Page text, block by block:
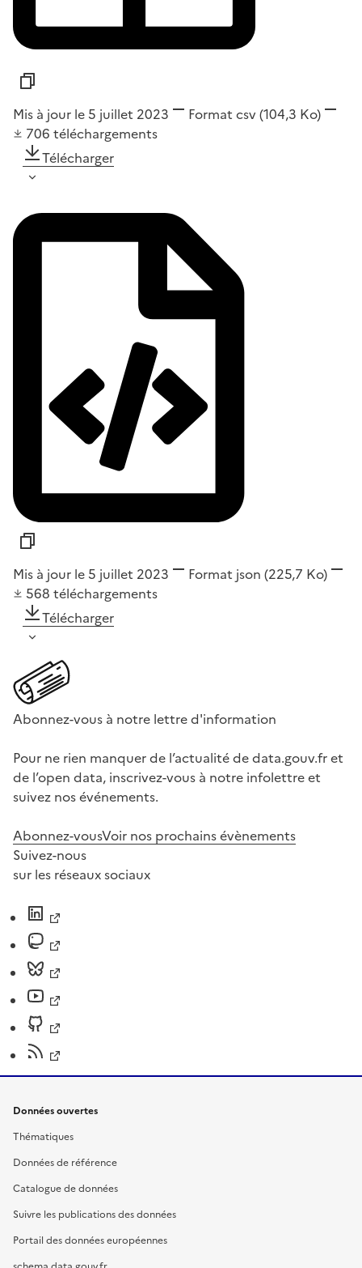
Mis à jour le 5 juillet 2023 Format csv(104,3 Ko)
706 téléchargements
Télécharger
Mis à jour le 5 juillet 2023 Format json (225,7 Ko)
568 téléchargements
Télécharger
Abonnez-vous à notre lettre d'information
Pour ne rien manquer de l’actualité de data.gouv.fr et
de l’open data, inscrivez-vous à notre infolettre et
suivez nos événements.
Abonnez-vousVoir nos prochains évènements
Suivez-nous
sur les réseaux sociaux
Données ouvertes
Thématiques
Données de référence
Catalogue de données
Suivre les publications des données
Portail des données européennes